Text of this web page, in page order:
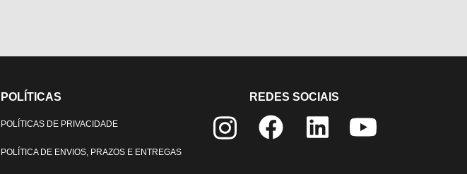
POLÍTICAS
POLÍTICAS DE PRIVACIDADE
POLÍTICA DE ENVIOS, PRAZOS E ENTREGAS
REDES SOCIAIS